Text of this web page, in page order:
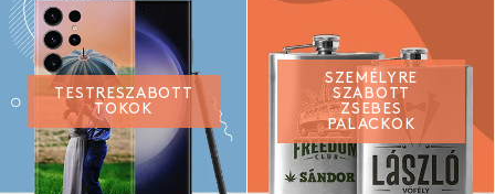
TESTRESZABOTT
TOKOK
SZEMÉLYRE
SZABOTT
ZSEBES
PALACKOK